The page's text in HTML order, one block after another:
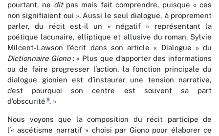
pourtant, ne ditpas mais fait comprendre, puisque « ces
non signifiaient oui ». Aussi le seul dialogue, à proprement
parler, du récit est-il un « négatif » représentant la
poétique lacunaire, elliptique et allusive du roman. Sylvie
Milcent-Lawson l’écrit dans son article « Dialogue » du
Dictionnaire Giono: « Plus que d’apporter des informations
ou de faire progresser l’action, la fonction principale du
dialogue gionien est d’instaurer une tension narrative,
c’est pourquoi son centre est souvent sa part
d’obscurité 9. »
Nous voyons que la composition du récit participe de
l’« ascétisme narratif » choisi par Giono pour élaborer ce